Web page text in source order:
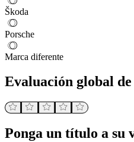
Škoda
Porsche
Marca diferente
Evaluación global
Ponga un título a su